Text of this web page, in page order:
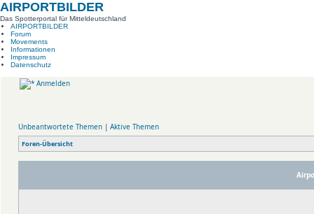
AIRPORTBILDER
Das Spotterportal für Mitteldeutschland
AIRPORTBILDER
Forum
Movements
Informationen
Impressum
Datenschutz
Anmelden
Unbeantwortete Themen | Aktive Themen
Foren-Übersicht